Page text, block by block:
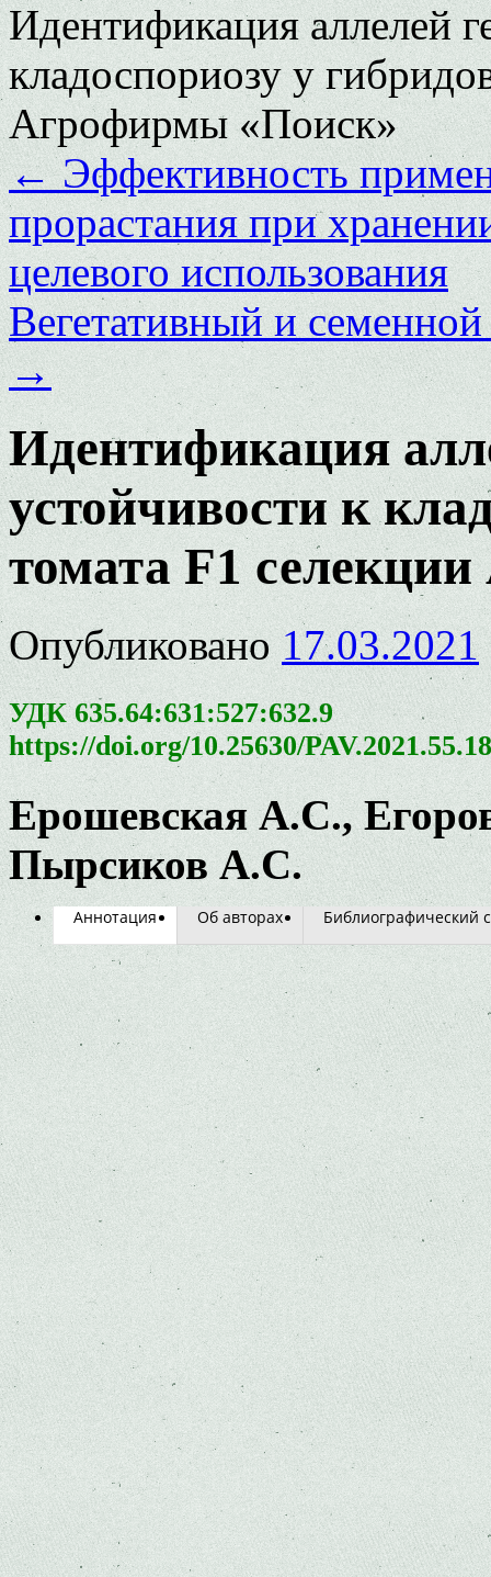
Идентификация аллелей
кладоспориозу у
Агрофирмы «Поиск»
←Эффективность
прорастания при
целевого использования
Вегетативный и
→
Идентификация
устойчивости к
томата F1
Опубликовано 17.03.2021
УДК 635.64:631:527:632.9
https://doi.org/10.25630/
Ерошевская А.С.,
Пырсиков А.С.
Аннотация Об авторах Библиографический